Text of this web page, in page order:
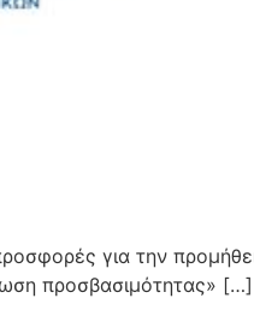
για την
προσβασιμότητας» […]